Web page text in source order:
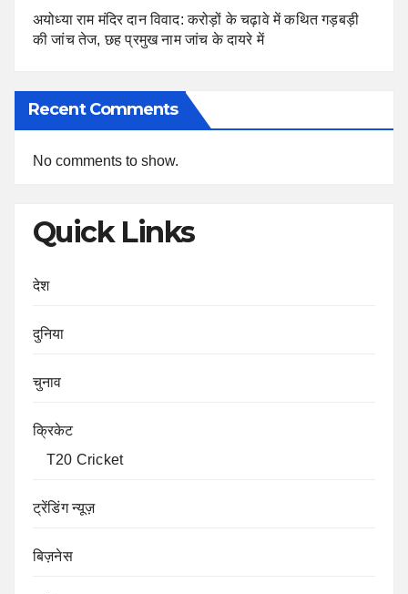
अयोध्या राम मंदिर दान विवाद: करोड़ों के चढ़ावे में कथित गड़बड़ी
की जांच तेज, छह प्रमुख नाम जांच के दायरे में
Recent Comments
No comments to show.
Quick Links
देश
दुनिया
चुनाव
क्रिकेट
T20 Cricket
ट्रेंडिंग न्यूज़
बिज़नेस